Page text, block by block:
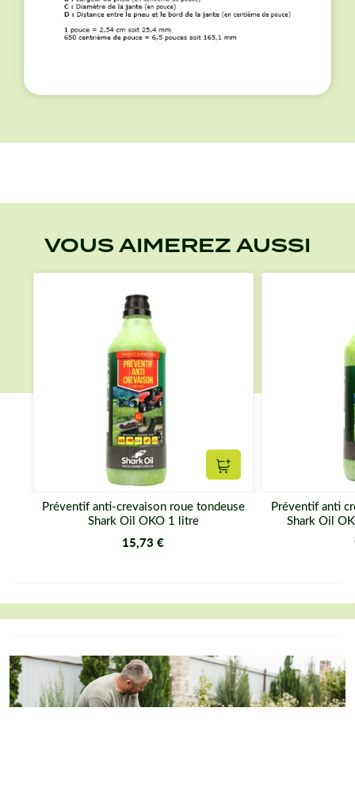
VOUS AIMEREZ AUSSI
Ajouter au panier
Préventif anti-crevaison roue tondeuse
Shark Oil OKO 1 litre
15,73 €
Préventif anti
Shark Oil